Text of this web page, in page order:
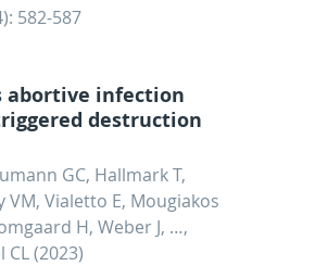
582-587
abortive infection
destruction
GC, Hallmark T,
VM, Vialetto E, Mougiakos
H, Weber J, …,
CL (2023)